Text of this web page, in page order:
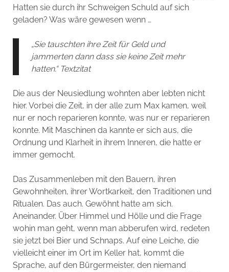
Hatten sie durch ihr Schweigen Schuld auf sich
geladen? Was wäre gewesen wenn …
„Sie tauschten ihre Zeit für Geld und
jammerten dann dass sie keine Zeit mehr
hatten.“ Textzitat
Die aus der Neusiedlung wohnten aber lebten nicht
hier. Vorbei die Zeit, in der alle zum Max kamen, weil
nur er noch reparieren konnte, was nur er reparieren
konnte. Mit Maschinen da kannte er sich aus, die
Ordnung und Klarheit in ihrem Inneren, die hatte er
immer gemocht.
Das Zusammenleben mit den Bauern, ihren
Gewohnheiten, ihrer Wortkarkeit, den Traditionen und
Ritualen. Das auch. Gewöhnt hatte am sich.
Aneinander. Über Himmel und Hölle und die Frage
wohin man geht, wenn man abberufen wird, redeten
sie jetzt bei Bier und Schnaps. Auf eine Leiche, die
vielleicht einer im Ort im Keller hat, kommt die
Sprache, auf den Bürgermeister, den niemand